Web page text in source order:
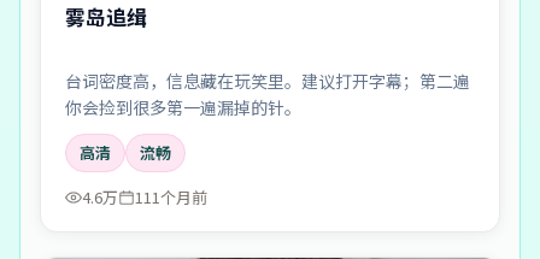
雾岛追缉
台词密度高，信息藏在玩笑里。建议打开字幕；第二遍
你会捡到很多第一遍漏掉的针。
高清
流畅
4.6万
111个月前